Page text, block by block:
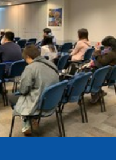
港大學專業進修學院
程滿港幣2,000元，可
惟課程申請人必須為
名中心職員查詢。
先得形式報名）及個
冊服務，申請人可在
手機）、VISA或
費或學費。除上述支
程設有網上服務，學